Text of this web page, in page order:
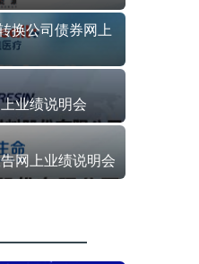
换公司债券网上
业绩说明会
网上业绩说明会